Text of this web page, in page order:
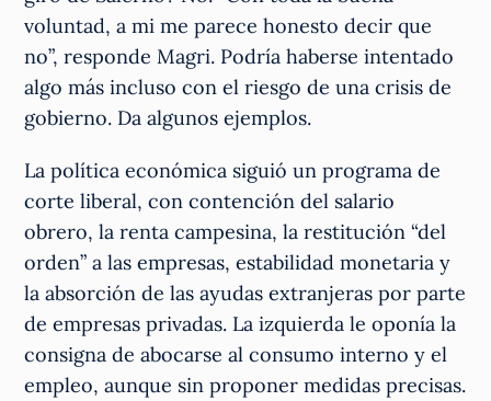
voluntad, a mi me parece honesto decir que
no”, responde Magri. Podría haberse intentado
algo más incluso con el riesgo de una crisis de
gobierno. Da algunos ejemplos.
La política económica siguió un programa de
corte liberal, con contención del salario
obrero, la renta campesina, la restitución “del
orden” a las empresas, estabilidad monetaria y
la absorción de las ayudas extranjeras por parte
de empresas privadas. La izquierda le oponía la
consigna de abocarse al consumo interno y el
empleo, aunque sin proponer medidas precisas.